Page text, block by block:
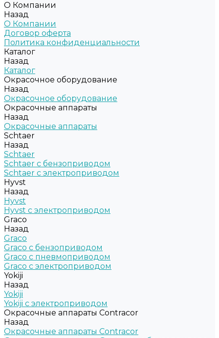
О Компании
Назад
О Компании
Договор оферта
Политика конфиденциальности
Каталог
Назад
Каталог
Окрасочное оборудование
Назад
Окрасочное оборудование
Окрасочные аппараты
Назад
Окрасочные аппараты
Schtaer
Назад
Schtaer
Schtaer с бензоприводом
Schtaer c электроприводом
Hyvst
Назад
Hyvst
Hyvst с электроприводом
Graco
Назад
Graco
Graco c бензоприводом
Graco с пневмоприводом
Graco с электроприводом
Yokiji
Назад
Yokiji
Yokiji c электроприводом
Окрасочные аппараты Contracor
Назад
Окрасочные аппараты Contracor